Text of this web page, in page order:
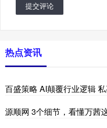
提交评论
热点资讯
百盛策略 AI颠覆行业逻辑
源顺网 3个细节，看懂万茜